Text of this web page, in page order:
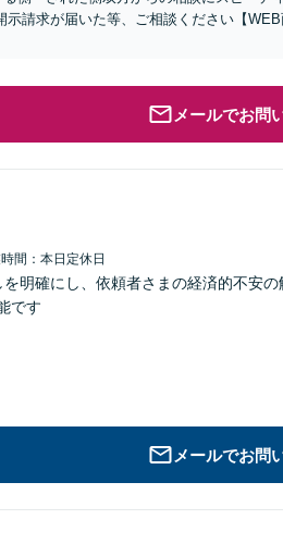
請求が届いた等、ご相談ください【WEB
メールでお問
間：本日定休日
明確にし、依頼者さまの経済的不安
です
メールでお問